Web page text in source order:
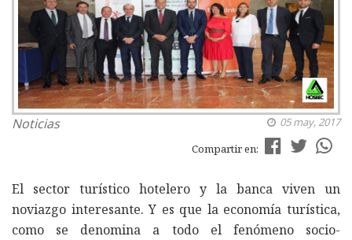
Noticias
05 may, 2017
Compartir en:
El sector turístico hotelero y la banca viven un
noviazgo interesante. Y es que la economía turística,
como se denomina a todo el fenómeno socio-